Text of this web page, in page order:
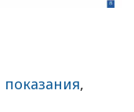
показания,